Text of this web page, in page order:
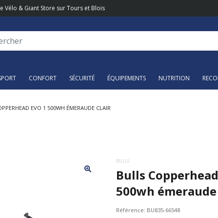
Vélo & Giant Store sur Tours et Blois
CONFORT SÉCURITÉ ÉQUIPEMENTS NUTRITION
EVO 1 500WH ÉMERAUDE CLAIR
BULLS
Bulls
500wh
Référence: BU835-66548